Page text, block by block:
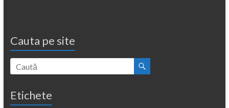
Cauta pe site
Etichete